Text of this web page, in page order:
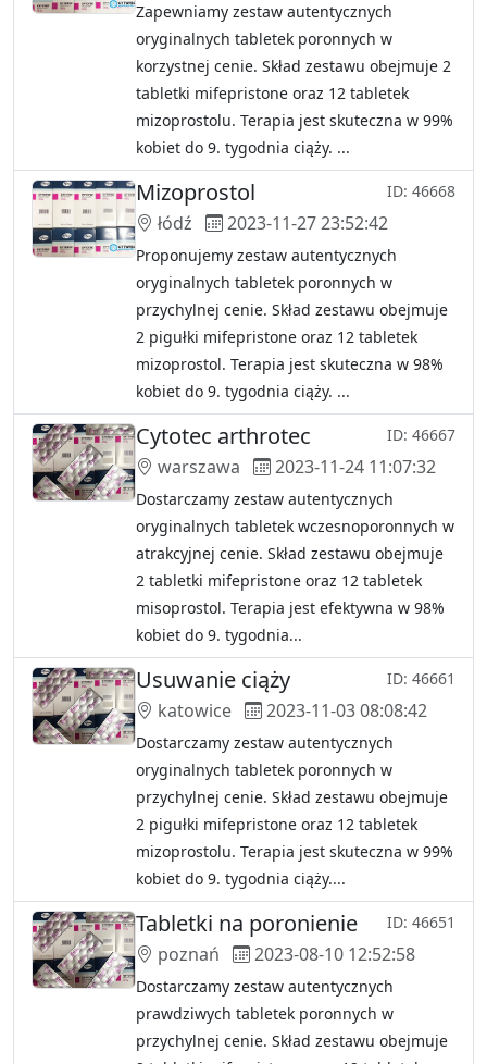
Zapewniamy zestaw autentycznych
oryginalnych tabletek poronnych w
korzystnej cenie. Skład zestawu obejmuje 2
tabletki mifepristone oraz 12 tabletek
mizoprostolu. Terapia jest skuteczna w 99%
kobiet do 9. tygodnia ciąży. ...
Mizoprostol ID: 46668
łódź 2023-11-27 23:52:42
Proponujemy zestaw autentycznych
oryginalnych tabletek poronnych w
przychylnej cenie. Skład zestawu obejmuje
2 pigułki mifepristone oraz 12 tabletek
mizoprostol. Terapia jest skuteczna w 98%
kobiet do 9. tygodnia ciąży. ...
Cytotec arthrotec ID: 46667
warszawa 2023-11-24 11:07:32
Dostarczamy zestaw autentycznych
oryginalnych tabletek wczesnoporonnych w
atrakcyjnej cenie. Skład zestawu obejmuje
2 tabletki mifepristone oraz 12 tabletek
misoprostol. Terapia jest efektywna w 98%
kobiet do 9. tygodnia...
Usuwanie ciąży ID: 46661
katowice 2023-11-03 08:08:42
Dostarczamy zestaw autentycznych
oryginalnych tabletek poronnych w
przychylnej cenie. Skład zestawu obejmuje
2 pigułki mifepristone oraz 12 tabletek
mizoprostolu. Terapia jest skuteczna w 99%
kobiet do 9. tygodnia ciąży....
Tabletki na poronienie ID: 46651
poznań 2023-08-10 12:52:58
Dostarczamy zestaw autentycznych
prawdziwych tabletek poronnych w
przychylnej cenie. Skład zestawu obejmuje